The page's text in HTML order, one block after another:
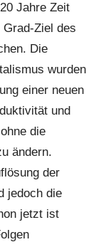
Jahre Zeit
Grad-Ziel des
Die
wurden
einer neuen
und
die
ändern.
der
jedoch die
jetzt ist